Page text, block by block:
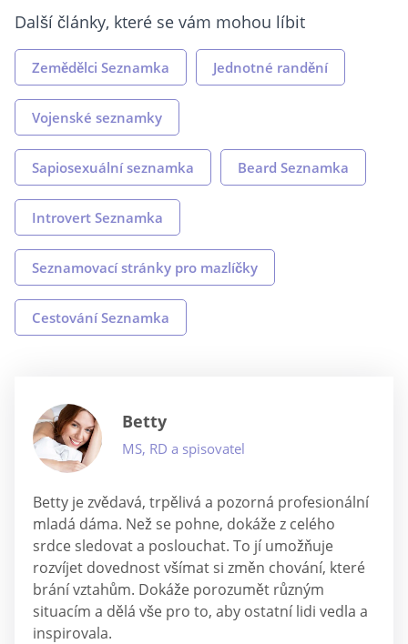
Další články, které se vám mohou líbit
Zemědělci Seznamka Jednotné randění
Vojenské seznamky
Sapiosexuální seznamka Beard Seznamka
Introvert Seznamka
Seznamovací stránky pro mazlíčky
Cestování Seznamka
Betty
MS, RD a spisovatel
Betty je zvědavá, trpělivá a pozorná profesionální
mladá dáma. Než se pohne, dokáže z celého
srdce sledovat a poslouchat. To jí umožňuje
rozvíjet dovednost všímat si změn chování, které
brání vztahům. Dokáže porozumět různým
situacím a dělá vše pro to, aby ostatní lidi vedla a
inspirovala.